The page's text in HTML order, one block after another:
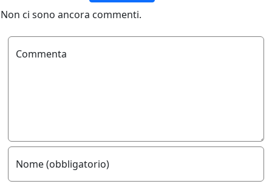
Non ci sono ancora commenti.
Commenta
Nome (obbligatorio)